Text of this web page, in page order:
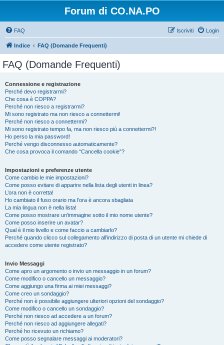
Forum di CO.NA.PO
FAQ Login
Iscriviti
Indice FAQ (Domande Frequenti)
FAQ (Domande Frequenti)
Connessione e registrazione
Perché devo registrarmi?
Che cosa è COPPA?
Perché non riesco a registrarmi?
Mi sono registrato ma non riesco a connettermi!
Perché non riesco a connettermi?
Mi sono registrato tempo fa, ma non riesco più a connettermi?!
Ho perso la mia password!
Perché vengo disconnesso automaticamente?
Che cosa provoca il comando “Cancella cookie”?
Impostazioni e preferenze utente
Come cambio le mie impostazioni?
Come posso evitare di apparire nella lista degli utenti in linea?
L’ora non è corretta!
Ho cambiato il fuso orario ma l’ora è ancora sbagliata
La mia lingua non è nella lista!
Come posso mostrare un’immagine sotto il mio nome utente?
Come posso inserire un avatar?
Qual è il mio livello e come faccio a cambiarlo?
Perché quando clicco sul collegamento all’indirizzo di posta di un utente mi chiede di
accedere come utente registrato?
Invio Messaggi
Come apro un argomento o invio un messaggio in un forum?
Come modifico o cancello un messaggio?
Come aggiungo una firma ai miei messaggi?
Come creo un sondaggio?
Perché non è possibile aggiungere ulteriori opzioni del sondaggio?
Come modifico o cancello un sondaggio?
Perché non riesco ad accedere a un forum?
Perché non riesco ad aggiungere allegati?
Perché ho ricevuto un richiamo?
Come posso segnalare messaggi ai moderatori?